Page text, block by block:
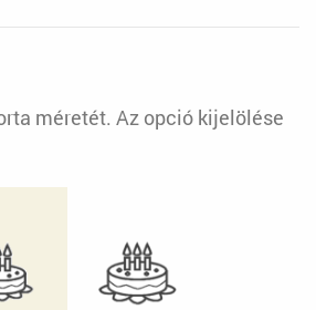
méretét. Az opció kijelölése